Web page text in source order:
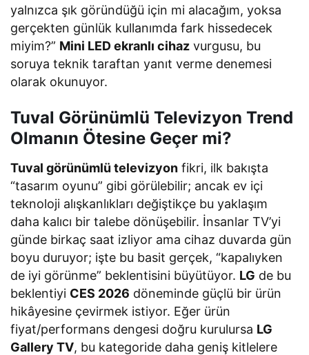
yalnızca şık göründüğü için mi alacağım, yoksa
gerçekten günlük kullanımda fark hissedecek
miyim?” Mini LED ekranlı cihaz vurgusu, bu
soruya teknik taraftan yanıt verme denemesi
olarak okunuyor.
Tuval Görünümlü Televizyon Trend
Olmanın Ötesine Geçer mi?
Tuval görünümlü televizyon fikri, ilk bakışta
“tasarım oyunu” gibi görülebilir; ancak ev içi
teknoloji alışkanlıkları değiştikçe bu yaklaşım
daha kalıcı bir talebe dönüşebilir. İnsanlar TV’yi
günde birkaç saat izliyor ama cihaz duvarda gün
boyu duruyor; işte bu basit gerçek, “kapalıyken
de iyi görünme” beklentisini büyütüyor. LG de bu
beklentiyi CES 2026 döneminde güçlü bir ürün
hikâyesine çevirmek istiyor. Eğer ürün
fiyat/performans dengesi doğru kurulursa LG
Gallery TV, bu kategoride daha geniş kitlelere